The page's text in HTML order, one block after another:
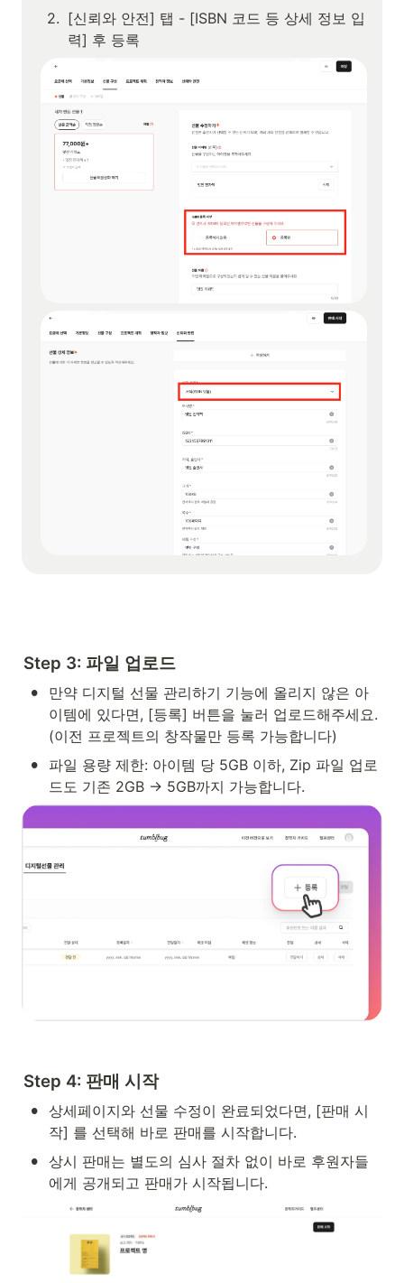
2. [신뢰와 안전] 탭 - [ISBN 코드 등 상세 정보 입
력] 후 등록
Step 3: 파일 업로드
•
만약 디지털 선물 관리하기 기능에 올리지 않은 아
이템에 있다면, [등록] 버튼을 눌러 업로드해주세요.
(이전 프로젝트의 창작물만 등록 가능합니다)
•
파일 용량 제한: 아이템 당 5GB 이하, Zip 파일 업로
드도 기존 2GB → 5GB까지 가능합니다.
Step 4: 판매 시작
•
상세페이지와 선물 수정이 완료되었다면, [판매 시
작] 를 선택해 바로 판매를 시작합니다.
• 상시 판매는 별도의 심사 절차 없이 바로 후원자들
에게 공개되고 판매가 시작됩니다.